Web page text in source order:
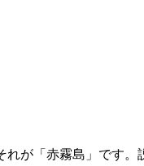
が「赤霧島」です。